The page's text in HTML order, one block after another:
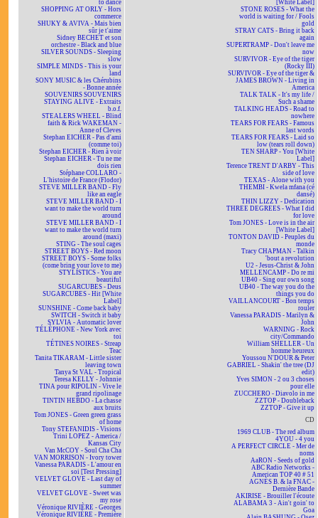
to dance
SHOPPING AT ORLY - Hors
commerce
SHUKY & AVIVA - Mais bien
sûr je t'aime
Sidney BECHET et son
orchestre - Black and blue
SILVER SOUNDS - Sleeping
slow
SIMPLE MINDS - This is your
land
SONY MUSIC & les Chérubins
- Bonne année
SOUVENIRS SOUVENIRS
STAYING ALIVE - Extraits
b.o.f.
STEALERS WHEEL - Blind
faith & Rick WAKEMAN -
Anne of Cleves
Stephan EICHER - Pas d'ami
(comme toi)
Stephan EICHER - Rien à voir
Stephan EICHER - Tu ne me
dois rien
Stéphane COLLARO -
L'histoire de France (Flodor)
STEVE MILLER BAND - Fly
like an eagle
STEVE MILLER BAND - I
want to make the world turn
around
STEVE MILLER BAND - I
want to make the world turn
around (maxi)
STING - The soul cages
STREET BOYS - Red moon
STREET BOYS - Some folks
(come bring your love to me)
STYLISTICS - You are
beautiful
SUGARCUBES - Deus
SUGARCUBES - Hit [White
Label]
SUNSHINE - Come back baby
SWITCH - Switch it baby
SYLVIA - Automatic lover
TÉLÉPHONE - New York avec
toi
TÉTINES NOIRES - Streap
Teac
Tanita TIKARAM - Little sister
leaving town
Tanya St VAL - Tropical
Teresa KELLY - Johnnie
TINA pour RIPOLIN - Vive le
grand ripolinage
TINTIN HEBDO - La chasse
aux bruits
Tom JONES - Green green grass
of home
Tony STEFANIDIS - Visions
Trini LOPEZ - America /
Kansas City
Van McCOY - Soul Cha Cha
VAN MORRISON - Ivory tower
Vanessa PARADIS - L'amour en
soi [Test Pressing]
VELVET GLOVE - Last day of
summer
VELVET GLOVE - Sweet was
my rose
Véronique RIVIÈRE - Georges
Véronique RIVIÈRE - Première
[White Label]
STONE ROSES - What the
world is waiting for / Fools
gold
STRAY CATS - Bring it back
again
SUPERTRAMP - Don't leave me
now
SURVIVOR - Eye of the tiger
(Rocky III)
SURVIVOR - Eye of the tiger &
JAMES BROWN - Living in
America
TALK TALK - It's my life /
Such a shame
TALKING HEADS - Road to
nowhere
TEARS FOR FEARS - Famous
last words
TEARS FOR FEARS - Laid so
low (tears roll down)
TEN SHARP - You [White
Label]
Terence TRENT D'ARBY - This
side of love
TEXAS - Alone with you
THEMBI - Kwela mfana (cé
dansé)
THIN LIZZY - Dedication
THREE DEGREES - What I did
for love
Tom JONES - Love is in the air
[White Label]
TONTON DAVID - Peuples du
monde
Tracy CHAPMAN - Talkin
'bout a revolution
U2 - Jesus-Christ & John
MELLENCAMP - Do re mi
UB40 - Sing our own song
UB40 - The way you do the
things you do
VAILLANCOURT - Bon temps
rouler
Vanessa PARADIS - Marilyn &
John
WARNING - Rock
city/Commando
William SHELLER - Un
homme heureux
Youssou N'DOUR & Peter
GABRIEL - Shakin' the tree (DJ
edit)
Yves SIMON - 2 ou 3 choses
pour elle
ZUCCHERO - Diavolo in me
ZZTOP - Doubleback
ZZTOP - Give it up
CD
1969 CLUB - The red album
4YOU - 4 you
A PERFECT CIRCLE - Mer de
noms
AaRON - Seeds of gold
ABC Radio Networks -
American TOP 40 # 51
AGNÈS B. & la FNAC -
Dernière Bande
AKIRISE - Brouiller l'écoute
ALABAMA 3 - Ain't goin' to
Goa